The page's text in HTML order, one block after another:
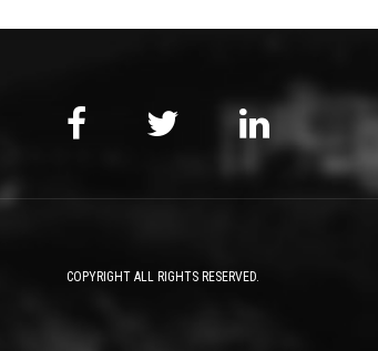
COPYRIGHT ALL RIGHTS RESERVED.